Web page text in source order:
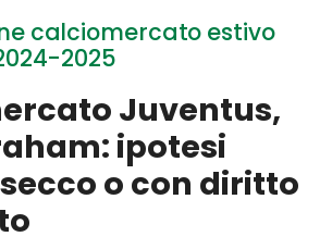
calciomercato estivo
2025
Juventus,
ipotesi
o con diritto